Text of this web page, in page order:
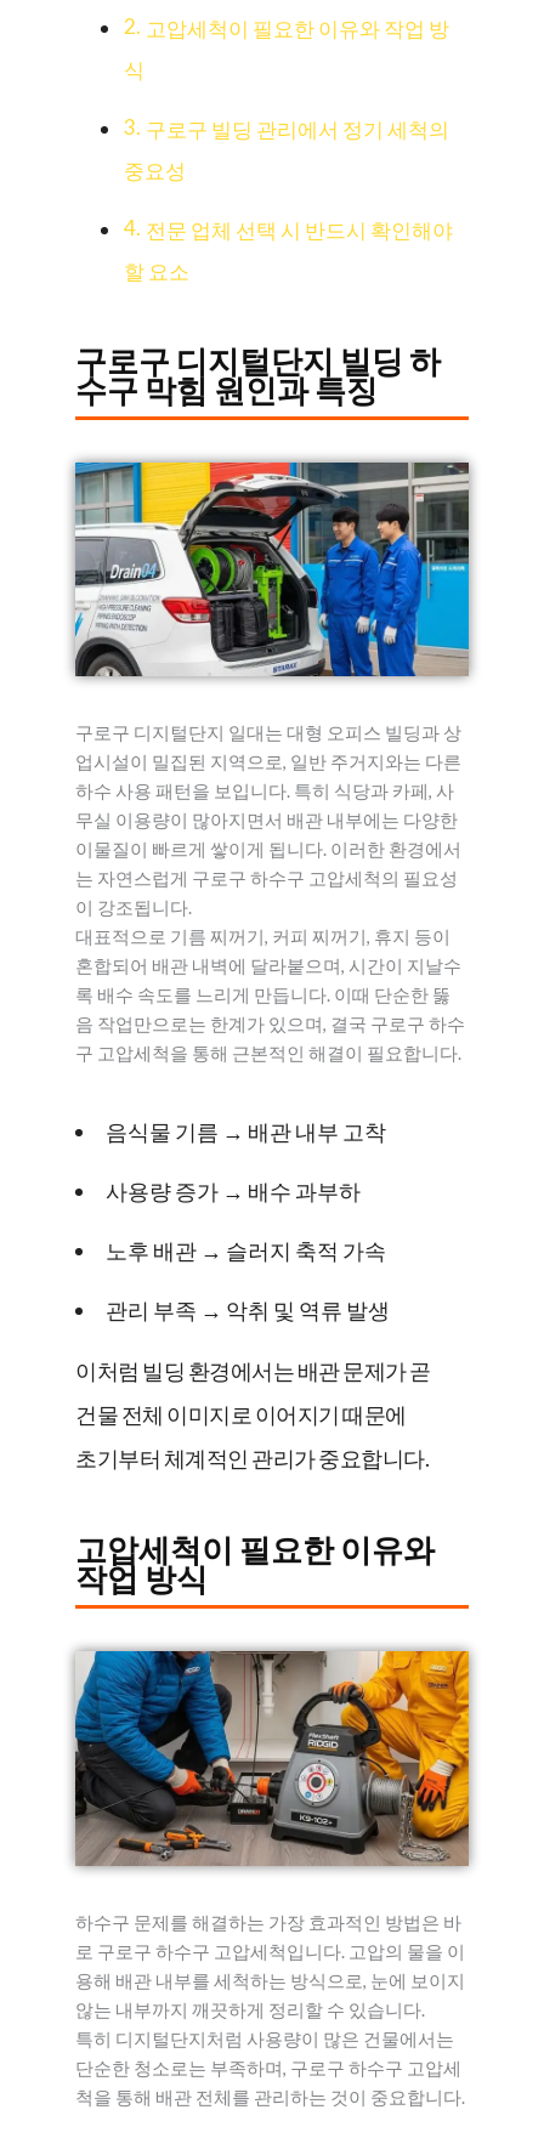
고압세척이 필요한 이유와 작업 방
식
구로구 빌딩 관리에서 정기 세척의
중요성
전문 업체 선택 시 반드시 확인해야
할 요소
구로구 디지털단지 빌딩 하
수구 막힘 원인과 특징
구로구 디지털단지 일대는 대형 오피스 빌딩과 상
업시설이 밀집된 지역으로, 일반 주거지와는 다른
하수 사용 패턴을 보입니다. 특히 식당과 카페, 사
무실 이용량이 많아지면서 배관 내부에는 다양한
이물질이 빠르게 쌓이게 됩니다. 이러한 환경에서
는 자연스럽게 구로구 하수구 고압세척의 필요성
이 강조됩니다.
대표적으로 기름 찌꺼기, 커피 찌꺼기, 휴지 등이
혼합되어 배관 내벽에 달라붙으며, 시간이 지날수
록 배수 속도를 느리게 만듭니다. 이때 단순한 뚫
음 작업만으로는 한계가 있으며, 결국 구로구 하수
구 고압세척을 통해 근본적인 해결이 필요합니다.
음식물 기름 → 배관 내부 고착
사용량 증가 → 배수 과부하
노후 배관 → 슬러지 축적 가속
관리 부족 → 악취 및 역류 발생
이처럼 빌딩 환경에서는 배관 문제가 곧
건물 전체 이미지로 이어지기 때문에
초기부터 체계적인 관리가 중요합니다.
고압세척이 필요한 이유와
작업 방식
하수구 문제를 해결하는 가장 효과적인 방법은 바
로 구로구 하수구 고압세척입니다. 고압의 물을 이
용해 배관 내부를 세척하는 방식으로, 눈에 보이지
않는 내부까지 깨끗하게 정리할 수 있습니다.
특히 디지털단지처럼 사용량이 많은 건물에서는
단순한 청소로는 부족하며, 구로구 하수구 고압세
척을 통해 배관 전체를 관리하는 것이 중요합니다.